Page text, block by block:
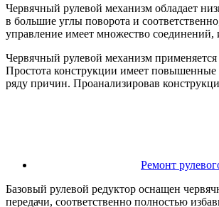
Червячный рулевой механизм обладает
в большие углы поворота и
управление имеет множество соединений,
Червячный рулевой механизм
Простота конструкции имеет повышенные
ряду причин. Проанализировав
Ремонт
Базовый рулевой редуктор оснащен
передачи, соответственно полностью